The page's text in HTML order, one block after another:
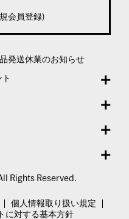
会員登録)
発送休業のお知らせ
Rights Reserved.
個人情報取り扱い規定
に対する基本方針